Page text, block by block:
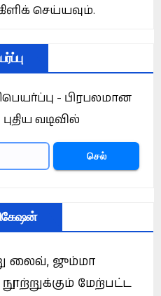
செய்யவும்.
- பிரபலமான
வடிவில்
செல்
லைவ், ஜும்மா
மேற்பட்ட